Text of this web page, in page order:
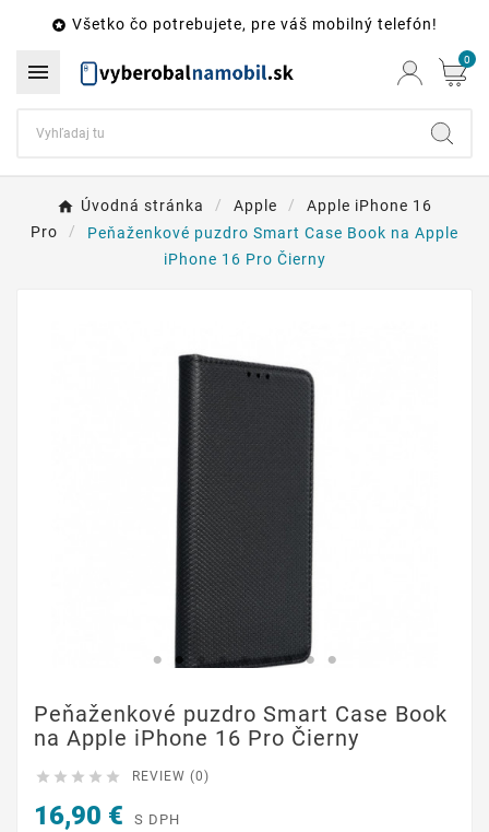
 Všetko čo potrebujete, pre váš mobilný telefón!
 0
Úvodná stránka Apple
Apple iPhone 16
Pro
Peňaženkové puzdro Smart Case Book na Apple
iPhone 16 Pro Čierny
Peňaženkové puzdro Smart Case Book
na Apple iPhone 16 Pro Čierny
     REVIEW (0)
16,90 € S DPH